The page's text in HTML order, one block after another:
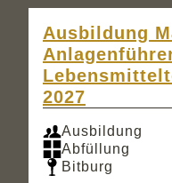
Ausbildung
2027
Ausbildung
Abfüllung
Bitburg